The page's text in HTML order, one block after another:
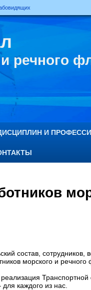
речного
И
состав, сотрудников,
морского и речного
Транспортной
каждого из нас.